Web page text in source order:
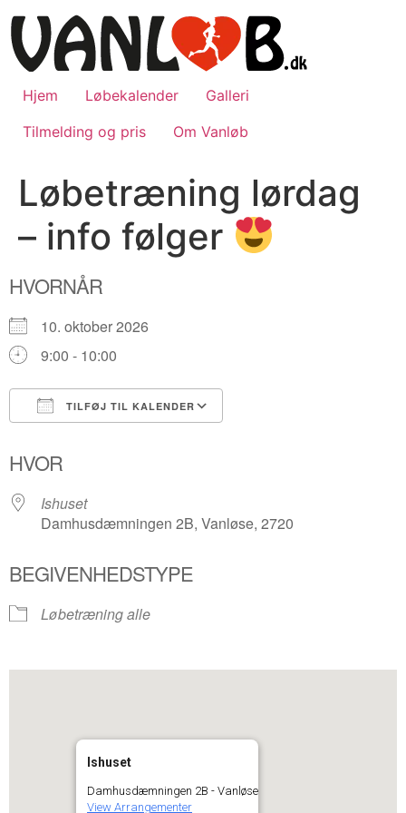
til
indhold
Hjem Løbekalender
Galleri
Tilmelding og pris
Om Vanløb
Løbetræning lørdag
– info følger
HVORNÅR
10. oktober 2026
9:00 - 10:00
TILFØJ TIL KALENDER
HVOR
Ishuset
Damhusdæmningen 2B, Vanløse, 2720
BEGIVENHEDSTYPE
Løbetræning alle
Ishuset
Damhusdæmningen 2B - Vanløse
View Arrangementer